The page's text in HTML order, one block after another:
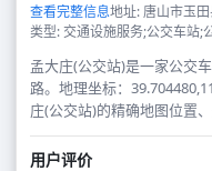
查看完整信息地址: 唐山市玉
类型: 交通设施服务;公交车站;
孟大庄(公交站)是一家公交
路。地理坐标：
庄(公交站)的精确地图位置
用户评价